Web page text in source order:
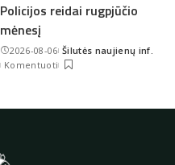
Policijos reidai rugpjūčio
mėnesį
2026-08-06Posted
by
Šilutės naujienų inf.
Komentuoti